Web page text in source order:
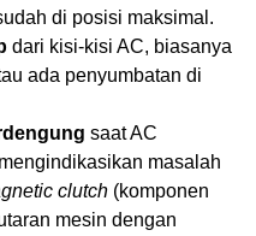
di posisi maksimal.
dari kisi-kisi AC, biasanya
ada penyumbatan di
saat AC
masalah
clutch (komponen
mesin dengan